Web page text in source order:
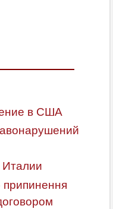
в США
Италии
припинення